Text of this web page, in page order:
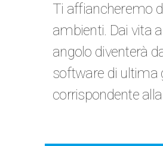
Ti affiancheremo
ambienti. Dai vita
angolo diventerà
software di ultima
corrispondente